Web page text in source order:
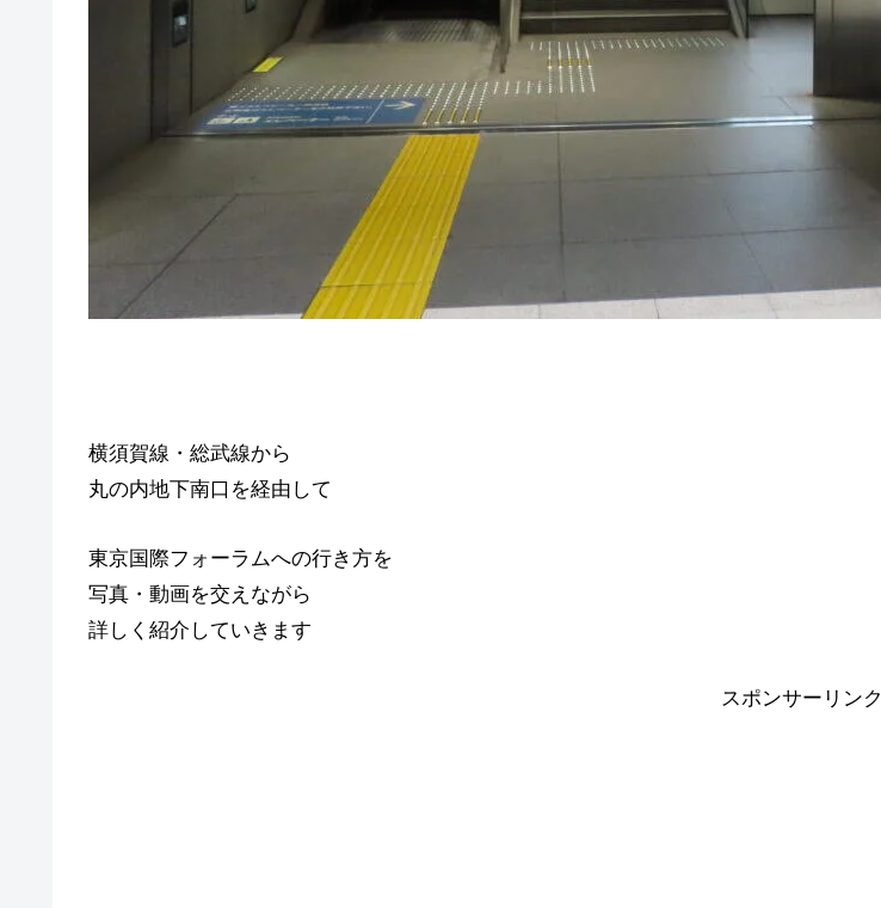
横須賀線・総武線から
丸の内地下南口を経由して
東京国際フォーラムへの行き方を
写真・動画を交えながら
詳しく紹介していきます
スポンサーリンク